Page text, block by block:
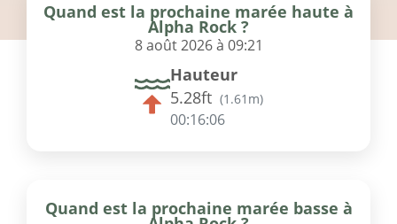
Quand est la prochaine marée haute à
Alpha Rock ?
8 août 2026 à 09:21
Hauteur
5.28ft (1.61m)
00:16:06
Quand est la prochaine marée basse à